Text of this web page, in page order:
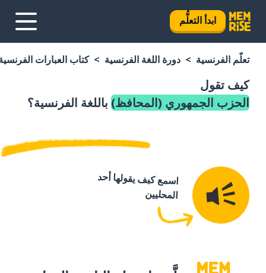
ابدأ التعلُّم
تعلَّم الفرنسية دورة اللغة الفرنسية كتاب العبارات
كيف تقول
الحزب الجمهوري (المحافظ) باللغة الفرنسية؟
اسمع كيف يقولها أحد
المحليين